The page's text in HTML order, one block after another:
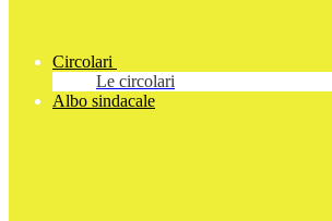
Circolari
Le circolari
Albo sindacale